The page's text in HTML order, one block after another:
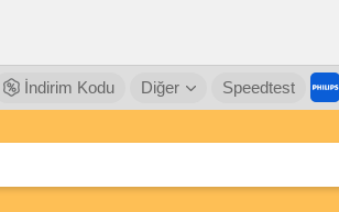
İndirim Kodu Diğer Speedtest